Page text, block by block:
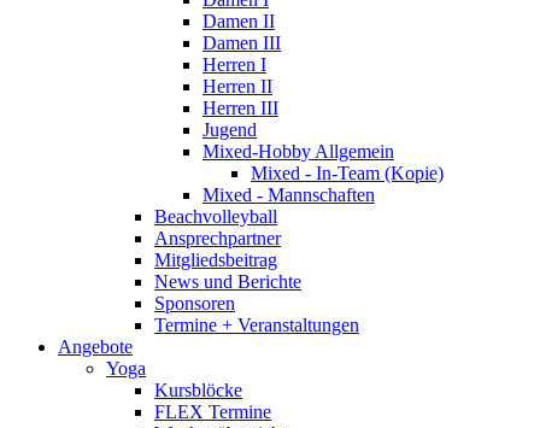
Damen II
Damen III
Herren I
Herren II
Herren III
Jugend
Mixed-Hobby Allgemein
Mixed - In-Team (Kopie)
Mixed - Mannschaften
Beachvolleyball
Ansprechpartner
Mitgliedsbeitrag
News und Berichte
Sponsoren
Termine + Veranstaltungen
Angebote
Yoga
Kursblöcke
FLEX Termine